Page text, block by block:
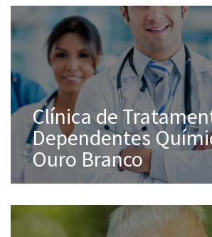
Clínica de
Dependentes
Ouro Branco